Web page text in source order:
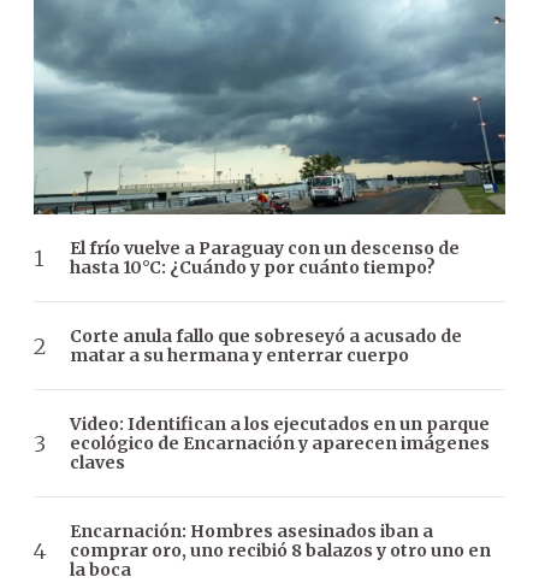
El frío vuelve a Paraguay con un descenso de
hasta 10°C: ¿Cuándo y por cuánto tiempo?
Corte anula fallo que sobreseyó a acusado de
matar a su hermana y enterrar cuerpo
Video: Identifican a los ejecutados en un parque
ecológico de Encarnación y aparecen imágenes
claves
Encarnación: Hombres asesinados iban a
comprar oro, uno recibió 8 balazos y otro uno en
la boca